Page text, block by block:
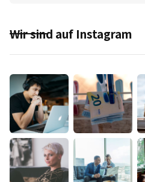
Wir sind auf Instagram